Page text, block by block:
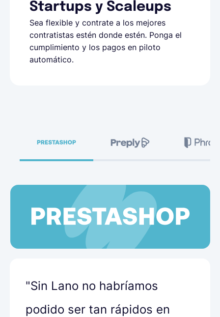
Startups y Scaleups
Sea flexible y contrate a los mejores
contratistas estén donde estén. Ponga el
cumplimiento y los pagos en piloto
automático.
"Sin Lano no habríamos
podido ser tan rápidos en